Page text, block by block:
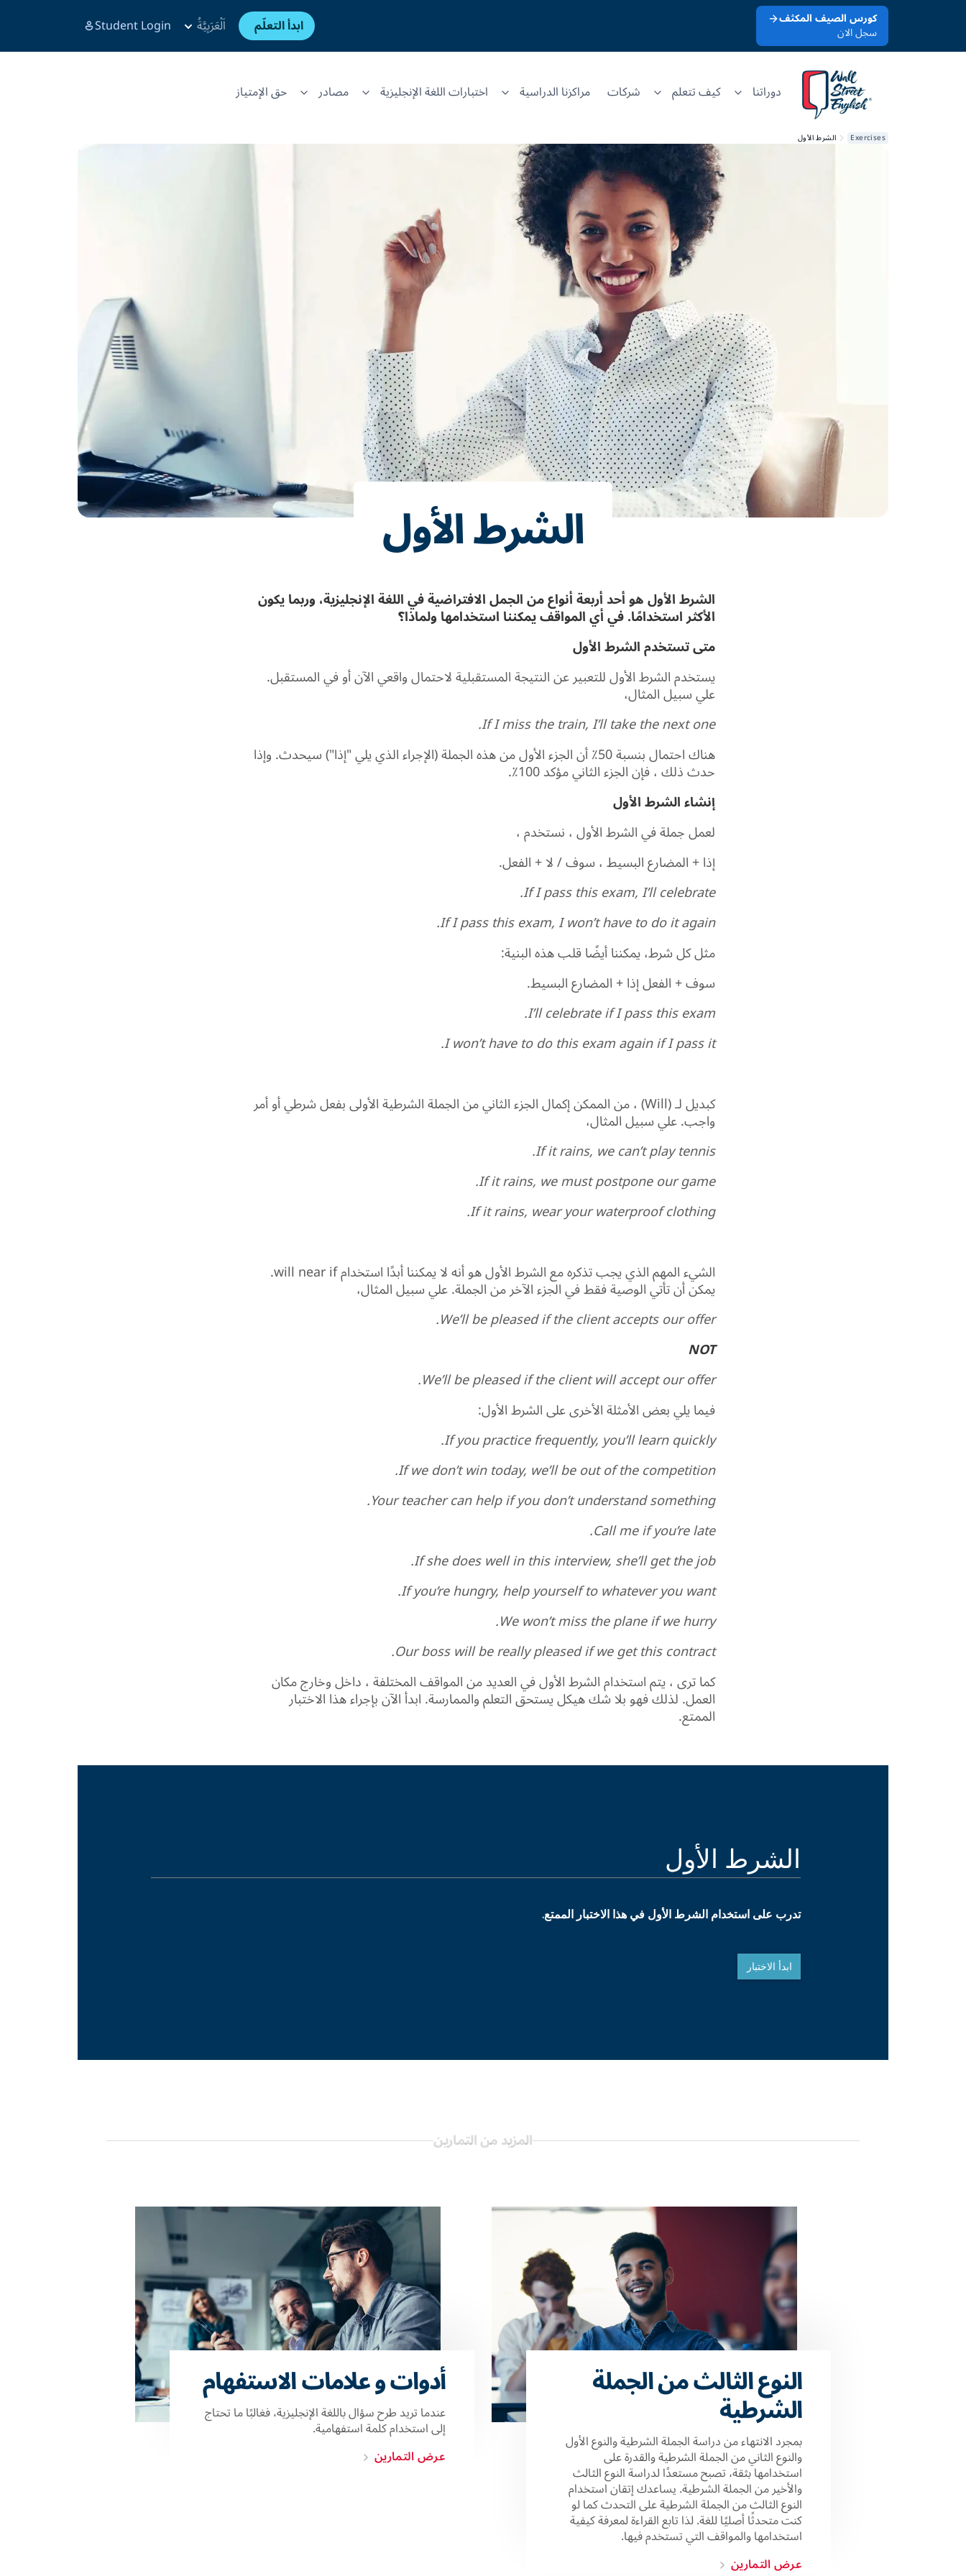
كورس الصيف المكثف
سجل الان ابدأ التعلّم اَلْعَرَبِيَّةُ Student Login
دوراتنا كيف تتعلم شركات مراكزنا الدراسية اختبارات اللغة الإنجليزية مصادر حق الإمتياز
Exercises الشرط الأول
الشرط الأول
الشرط الأول هو أحد أربعة أنواع من الجمل الافتراضية في اللغة الإنجليزية، وربما يكون
الأكثر استخدامًا. في أي المواقف يمكننا استخدامها ولماذا؟
متى تستخدم الشرط الأول
يستخدم الشرط الأول للتعبير عن النتيجة المستقبلية لاحتمال واقعي الآن أو في المستقبل.
علي سبيل المثال،
If I miss the train, I’ll take the next one.
هناك احتمال بنسبة 50٪ أن الجزء الأول من هذه الجملة (الإجراء الذي يلي "إذا") سيحدث. وإذا
حدث ذلك ، فإن الجزء الثاني مؤكد 100٪.
إنشاء الشرط الأول
لعمل جملة في الشرط الأول ، نستخدم ،
إذا + المضارع البسيط ، سوف / لا + الفعل.
If I pass this exam, I’ll celebrate.
If I pass this exam, I won’t have to do it again.
مثل كل شرط، يمكننا أيضًا قلب هذه البنية:
سوف + الفعل إذا + المضارع البسيط.
I’ll celebrate if I pass this exam.
I won’t have to do this exam again if I pass it.
كبديل لـ (Will) ، من الممكن إكمال الجزء الثاني من الجملة الشرطية الأولى بفعل شرطي أو أمر
واجب. علي سبيل المثال،
If it rains, we can’t play tennis.
If it rains, we must postpone our game.
If it rains, wear your waterproof clothing.
الشيء المهم الذي يجب تذكره مع الشرط الأول هو أنه لا يمكننا أبدًا استخدام will near if.
يمكن أن تأتي الوصية فقط في الجزء الآخر من الجملة. علي سبيل المثال،
We’ll be pleased if the client accepts our offer.
NOT
We’ll be pleased if the client will accept our offer.
فيما يلي بعض الأمثلة الأخرى على الشرط الأول:
If you practice frequently, you’ll learn quickly.
If we don’t win today, we’ll be out of the competition.
Your teacher can help if you don’t understand something.
Call me if you’re late.
If she does well in this interview, she’ll get the job.
If you’re hungry, help yourself to whatever you want.
We won’t miss the plane if we hurry.
Our boss will be really pleased if we get this contract.
كما ترى ، يتم استخدام الشرط الأول في العديد من المواقف المختلفة ، داخل وخارج مكان
العمل. لذلك فهو بلا شك هيكل يستحق التعلم والممارسة. ابدأ الآن بإجراء هذا الاختبار
الممتع.
المزيد من التمارين
النوع الثالث من الجملة
الشرطية
بمجرد الانتهاء من دراسة الجملة الشرطية والنوع الأول
والنوع الثاني من الجملة الشرطية والقدرة على
استخدامها بثقة، تصبح مستعدًا لدراسة النوع الثالث
والأخير من الجملة الشرطية. يساعدك إتقان استخدام
النوع الثالث من الجملة الشرطية على التحدث كما لو
كنت متحدثًا أصليًا للغة. لذا تابع القراءة لمعرفة كيفية
استخدامها والمواقف التي تستخدم فيها.
عرض التمارين
أدوات و علامات الاستفهام
عندما تريد طرح سؤال باللغة الإنجليزية، فغالبًا ما تحتاج
إلى استخدام كلمة استفهامية.
عرض التمارين